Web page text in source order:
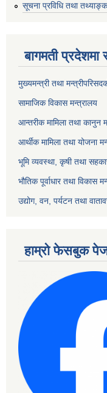
सूचना प्रविधि तथा
बागमती प्रदेशमा
मुख्यमन्त्री तथा
सामाजिक विकास मन्त्रालय
आन्तरीक मामिला तथा कानुन
आर्थीक मामिला तथा योजना
भूमि व्यवस्था, कृषी तथा
भौतिक पूर्वाधार तथा विकास
उद्योग, वन, पर्यटन तथा
हाम्रो फेसबुक